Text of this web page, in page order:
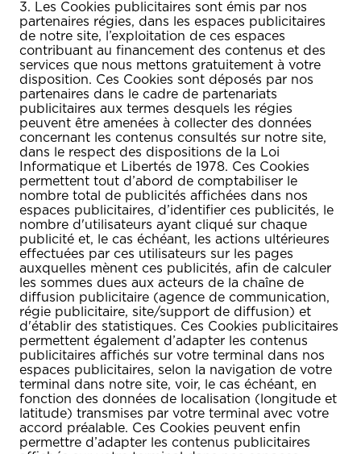
3. Les Cookies publicitaires sont émis par nos
partenaires régies, dans les espaces publicitaires
de notre site, l’exploitation de ces espaces
contribuant au financement des contenus et des
services que nous mettons gratuitement à votre
disposition. Ces Cookies sont déposés par nos
partenaires dans le cadre de partenariats
publicitaires aux termes desquels les régies
peuvent être amenées à collecter des données
concernant les contenus consultés sur notre site,
dans le respect des dispositions de la Loi
Informatique et Libertés de 1978. Ces Cookies
permettent tout d’abord de comptabiliser le
nombre total de publicités affichées dans nos
espaces publicitaires, d’identifier ces publicités, le
nombre d'utilisateurs ayant cliqué sur chaque
publicité et, le cas échéant, les actions ultérieures
effectuées par ces utilisateurs sur les pages
auxquelles mènent ces publicités, afin de calculer
les sommes dues aux acteurs de la chaîne de
diffusion publicitaire (agence de communication,
régie publicitaire, site/support de diffusion) et
d'établir des statistiques. Ces Cookies publicitaires
permettent également d’adapter les contenus
publicitaires affichés sur votre terminal dans nos
espaces publicitaires, selon la navigation de votre
terminal dans notre site, voir, le cas échéant, en
fonction des données de localisation (longitude et
latitude) transmises par votre terminal avec votre
accord préalable. Ces Cookies peuvent enfin
permettre d’adapter les contenus publicitaires